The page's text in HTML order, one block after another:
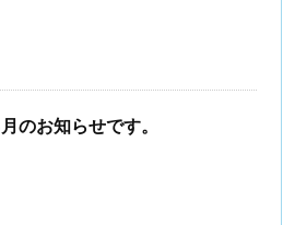
のお知らせです。